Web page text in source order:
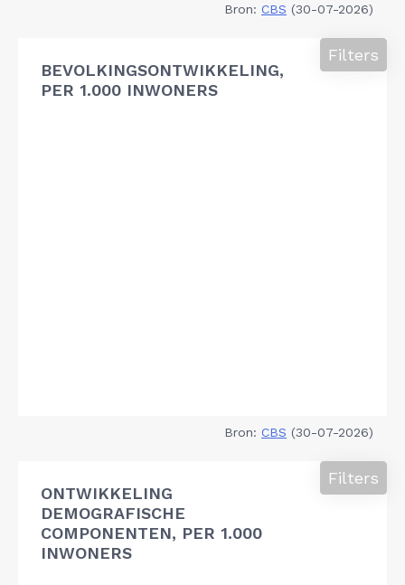
Bron: CBS (30-07-2026)
BEVOLKINGSONTWIKKELING,
PER 1.000 INWONERS
Filters
Bron: CBS (30-07-2026)
ONTWIKKELING
DEMOGRAFISCHE
COMPONENTEN, PER 1.000
INWONERS
Filters